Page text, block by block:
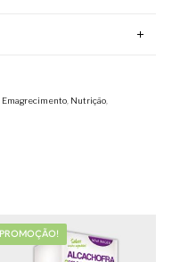
Emagrecimento, Nutrição,
PROMOÇÃO!